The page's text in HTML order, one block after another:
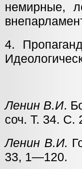
немирные,
4.
Ленин В.И.
соч. Т. 34. С.
Ленин В.И.
33, 1—120.